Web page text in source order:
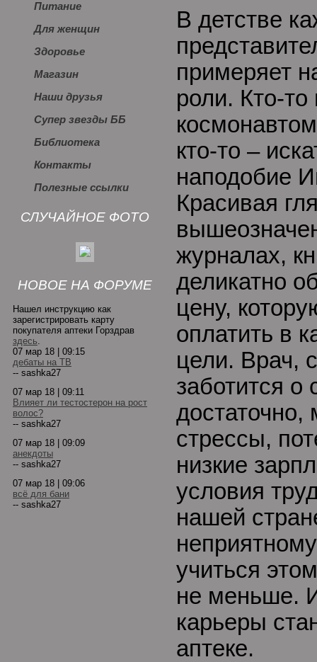
Питание
Для женщин
Здоровье
Магазин
Наши друзья
Супер звезды ББ
Библиотека
Контакты
Полезные ссылки
СЛУЧАЙНОЕ ФОТО
НОВОЕ НА ФОРУМЕ
Нашел инструкцию как
зарегистрировать карту
покупателя аптеки Горздрав
здесь.
07 мар 18 | 09:15
дебаты на ТВ
-- sashka27
07 мар 18 | 09:11
Влияет ли тестостерон на рост
волос?
-- sashka27
07 мар 18 | 09:09
анекдоты
-- sashka27
07 мар 18 | 09:06
всё для бани
-- sashka27
В детстве
примеряет
роли. Кто-то
кто-то –
наподобие
Красивая
журналах,
деликатно
цену,
оплатить в
цели. Врач,
заботится о
достаточно,
стрессы,
низкие
условия
нашей
учиться
не меньше.
карьеры
аптеке.